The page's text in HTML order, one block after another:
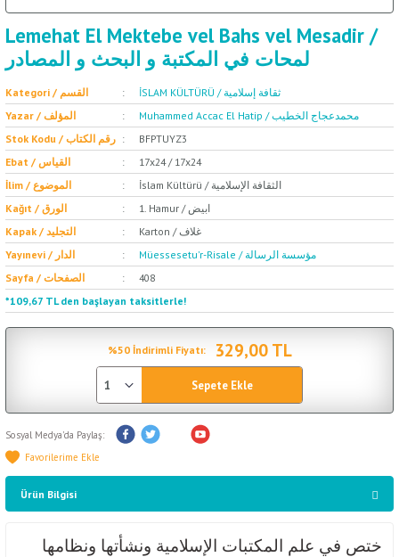
Lemehat El Mektebe vel Bahs vel Mesadir /
لمحات في المكتبة و البحث و المصادر
Kategori / القسم
İSLAM KÜLTÜRÜ / ثقافة إسلامية
Yazar / المؤلف
Muhammed Accac El Hatip / محمدعجاج الخطيب
Stok Kodu / رقم الكتاب
BFPTUYZ3
Ebat / القياس
17x24 / 17x24
İlim / الموضوع
İslam Kültürü / الثقافة الإسلامية
Kağıt / الورق
1. Hamur / ابيض
Kapak / التجليد
Karton / غلاف
Yayınevi / الدار
Müessesetu'r-Risale / مؤسسة الرسالة
Sayfa / الصفحات
408
*109,67 TL den başlayan taksitlerle!
%50 İndirimli Fiyatı: 329,00 TL
Sepete Ekle
Sosyal Medya'da Paylaş:
Ürün Bilgisi
ختص في علم المكتبات الإسلامية ونشأتها ونظامها